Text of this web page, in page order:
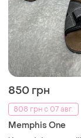
850 грн
808 грн с 07 авг.
Memphis One